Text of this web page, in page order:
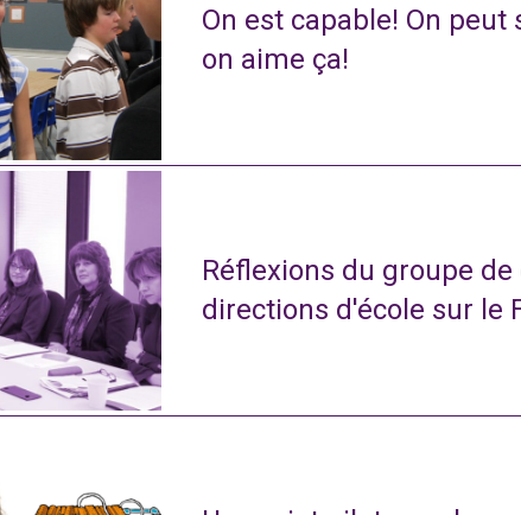
On est capable! On
on aime ça!
Réflexions du groupe
directions d'école sur le